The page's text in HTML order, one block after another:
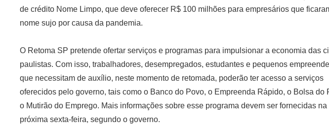
de crédito Nome Limpo, que deve oferecer R$ 100 milhões para empresários que
nome sujo por causa da pandemia.
O Retoma SP pretende ofertar serviços e programas para impulsionar a economia das
paulistas. Com isso, trabalhadores, desempregados, estudantes e pequenos
que necessitam de auxílio, neste momento de retomada, poderão ter acesso a serviços
oferecidos pelo governo, tais como o Banco do Povo, o Empreenda Rápido, o Bolsa do
o Mutirão do Emprego. Mais informações sobre esse programa devem ser fornecidas na
próxima sexta-feira, segundo o governo.